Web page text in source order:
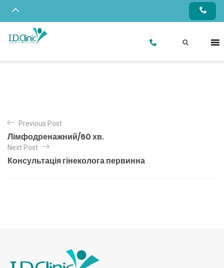
Previous Post
Лімфодренажний/60 хв.
Next Post
Консультація гінеколога первинна